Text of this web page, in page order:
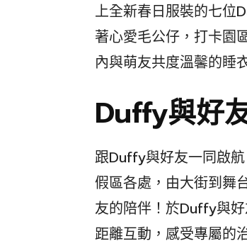
上全新春日服裝的七位
著心愛毛公仔，打卡園
內與萌友共度溫馨的睡
Duffy與好
跟Duffy與好友一同啟
假區各處，由大街到舞
友的陪伴！於Duffy與
距離互動，感受專屬的